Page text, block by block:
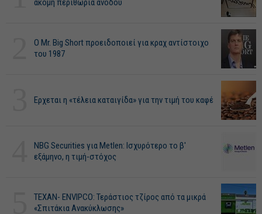
ακόμη περιθώρια ανόδου
O Mr. Big Short προειδοποιεί για κραχ αντίστοιχο
του 1987
Ερχεται η «τέλεια καταιγίδα» για την τιμή του καφέ
NBG Securities για Metlen: Ισχυρότερο το β'
εξάμηνο, η τιμή-στόχος
ΤΕΧΑΝ- ENVIPCO: Τεράστιος τζίρος από τα μικρά
«Σπιτάκια Ανακύκλωσης»